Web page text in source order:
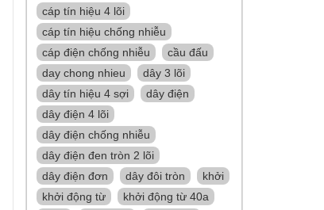
cáp tín hiệu 4 lõi
cáp tín hiệu chống nhiễu
cáp điện chống nhiễu
cầu đấu
day chong nhieu
dây 3 lõi
dây tín hiệu 4 sợi
dây điện
dây điện 4 lõi
dây điện chống nhiễu
dây điện đen tròn 2 lõi
dây điện đơn
dây đôi tròn
khởi
khởi động từ
khởi động từ 40a